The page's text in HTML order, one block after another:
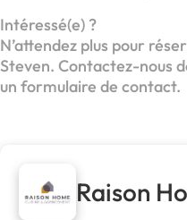
Intéressé(e) ?
N’attendez plus pour
Steven. Contactez-nous
un formulaire de contact.
Raison